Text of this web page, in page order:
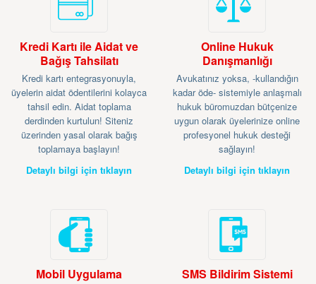
Kredi Kartı ile Aidat ve
Bağış Tahsilatı
Kredi kartı entegrasyonuyla,
üyelerin aidat ödentilerini kolayca
tahsil edin. Aidat toplama
derdinden kurtulun! Siteniz
üzerinden yasal olarak bağış
toplamaya başlayın!
Detaylı bilgi için tıklayın
Online Hukuk
Danışmanlığı
Avukatınız yoksa, -kullandığın
kadar öde- sistemiyle anlaşmalı
hukuk büromuzdan bütçenize
uygun olarak üyelerinize online
profesyonel hukuk desteği
sağlayın!
Detaylı bilgi için tıklayın
Mobil Uygulama SMS Bildirim Sistemi